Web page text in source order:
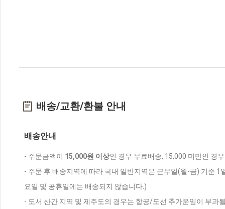
배송/교환/환불 안내
배송안내
- 주문금액이 15,000원 이상인 경우 무료배송, 15,000 미만인 경
- 주문 후 배송지역에 따라 국내 일반지역은 근무일(월-금) 기준
요일 및 공휴일에는 배송되지 않습니다.)
- 도서 산간 지역 및 제주도의 경우는 항공/도선 추가운임이 부과